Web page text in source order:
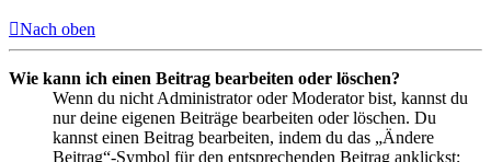
Nach oben
Wie kann ich einen Beitrag bearbeiten oder löschen?
Wenn du nicht Administrator oder Moderator bist, kannst du
nur deine eigenen Beiträge bearbeiten oder löschen. Du
kannst einen Beitrag bearbeiten, indem du das „Ändere
Beitrag“-Symbol für den entsprechenden Beitrag anklickst;